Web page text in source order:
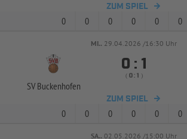
ZUM SPIEL
0 0 0 0 0 0
MI.. 29.04.2026 /16:30 Uhr
SV Buckenhofen
 : 
( :  )
ZUM SPIEL
0 0 0 0 0 0
SA.. 02.05.2026 /15:00 Uhr